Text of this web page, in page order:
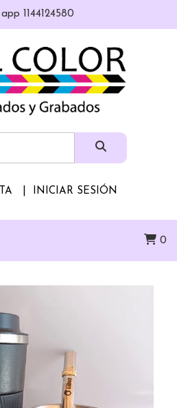
1144124580
INICIAR SESIÓN
0